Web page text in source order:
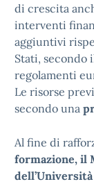
di crescita
interventi
aggiuntivi
Stati, secondo
regolamenti
Le risorse
secondo una
Al fine di
formazione, il